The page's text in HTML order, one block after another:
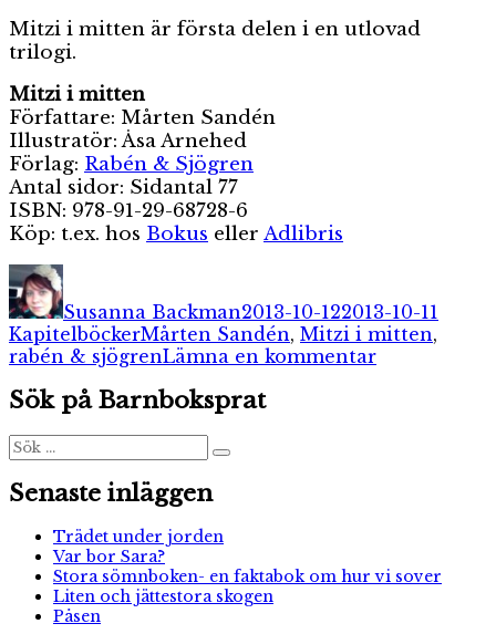
Mitzi i mitten är första delen i en utlovad
trilogi.
Mitzi i mitten
Författare: Mårten Sandén
Illustratör: Åsa Arnehed
Förlag: Rabén & Sjögren
Antal sidor: Sidantal 77
ISBN: 978-91-29-68728-6
Köp: t.ex. hos Bokus eller Adlibris
Författare
Susanna Backman2013-10-122013-10-11
KapitelböckerEtiketter
Mårten Sandén, Mitzi i mitten,
rabén & sjögrenLämna en kommentartill
Sök på Barnboksprat
Sök
efter:
Sök
Senaste inläggen
Trädet under jorden
Var bor Sara?
Stora sömnboken- en faktabok om hur vi sover
Liten och jättestora skogen
Påsen